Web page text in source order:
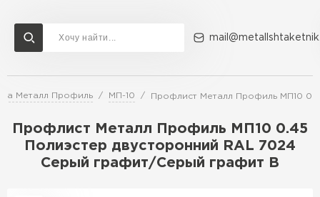
Металл Профиль МП-10 Профлист Металл Профиль МП10
Профлист Металл Профиль МП10 0.45
Полиэстер двусторонний RAL 7024
Серый графит/Серый графит B
Доставка и оплата Акции О компании Контакты
Перейти в каталог